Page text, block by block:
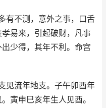
有不测，意外之事，口舌
易来，引起破财，凡事
少得，其年不利。命宫
见流年地支。子午卯酉年
寅申巳亥年生人见酉。